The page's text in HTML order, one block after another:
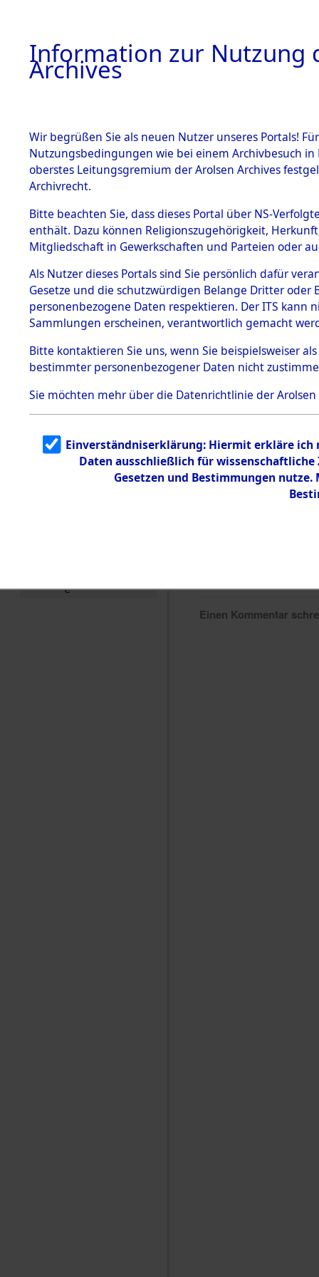
BESTÄNDE
1.
mente
5. Verschiedenes
5.3
Todesmärsche
5.3.1 Alliierte
Erhebungen
zu
Todesmärsch
en
5.3.2
g
5.3.3
Todesmärsch
e
Einen Kommentar
Information zur Nutzung
Archives
Wir begrüßen Sie als neuen Nutzer unseres Portals!
Nutzungsbedingungen wie bei einem Archivbesuch
oberstes Leitungsgremium der Arolsen Archives
Archivrecht.
Bitte beachten Sie, dass dieses Portal über NS-
enthält. Dazu können Religionszugehörigkeit,
Mitgliedschaft in Gewerkschaften und Parteien oder
Als Nutzer dieses Portals sind Sie persönlich dafür
Gesetze und die schutzwürdigen Belange Dritter
personenbezogene Daten respektieren. Der ITS
Sammlungen erscheinen, verantwortlich gemacht
Bitte kontaktieren Sie uns, wenn Sie beispielsweiser
bestimmter personenbezogener Daten nicht
Sie möchten mehr über die Datenrichtlinie der Arolsen
Einverständniserklärung: Hiermit erkläre ich
Daten ausschließlich für
Gesetzen und Bestimmungen